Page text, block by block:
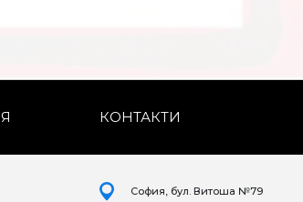
КОНТАКТИ
София, бул. Витоша №79